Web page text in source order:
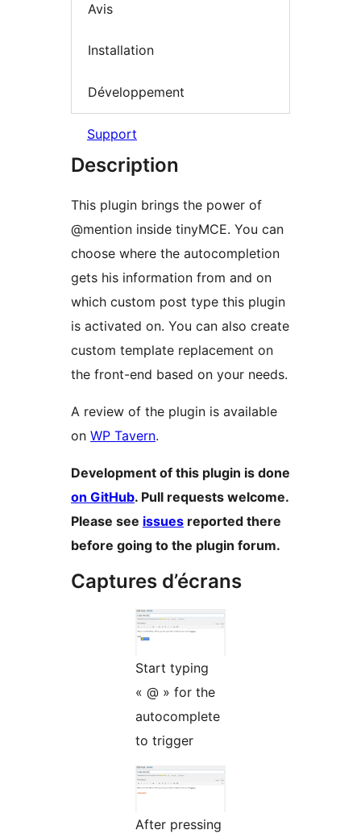
Avis
Installation
Développement
Support
Description
This plugin brings the power of
@mention inside tinyMCE. You can
choose where the autocompletion
gets his information from and on
which custom post type this plugin
is activated on. You can also create
custom template replacement on
the front-end based on your needs.
A review of the plugin is available
on WP Tavern.
Development of this plugin is done
on GitHub. Pull requests welcome.
Please see issues reported there
before going to the plugin forum.
Captures d’écrans
Start typing
« @ » for the
autocomplete
to trigger
After pressing